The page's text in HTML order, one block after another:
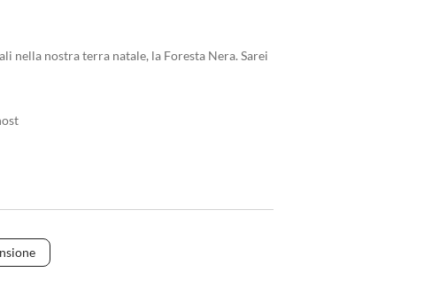
nella nostra terra natale, la Foresta Nera. Sarei